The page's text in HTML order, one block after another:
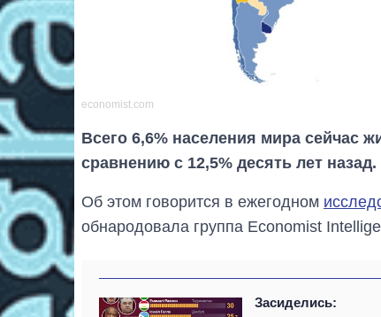
economist.com
Всего 6,6% населения мира сейчас
сравнению с 12,5% десять лет назад.
Об этом говорится в ежегодном
обнародовала группа Economist
Засиделись: